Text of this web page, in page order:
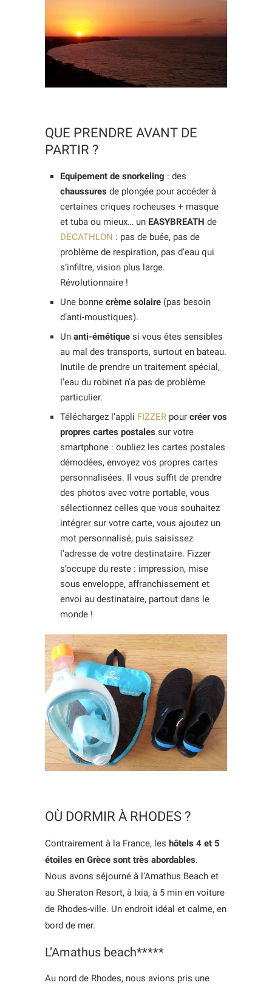
QUE PRENDRE AVANT DE
PARTIR ?
Equipement de snorkeling : des
chaussures de plongée pour accéder à
certaines criques rocheuses + masque
et tuba ou mieux… un EASYBREATH de
DECATHLON : pas de buée, pas de
problème de respiration, pas d’eau qui
s’infiltre, vision plus large.
Révolutionnaire !
Une bonne crème solaire (pas besoin
d’anti-moustiques).
Un anti-émétique si vous êtes sensibles
au mal des transports, surtout en bateau.
Inutile de prendre un traitement spécial,
l’eau du robinet n’a pas de problème
particulier.
Téléchargez l’appli FIZZER pour créer vos
propres cartes postales sur votre
smartphone : oubliez les cartes postales
démodées, envoyez vos propres cartes
personnalisées. Il vous suffit de prendre
des photos avec votre portable, vous
sélectionnez celles que vous souhaitez
intégrer sur votre carte, vous ajoutez un
mot personnalisé, puis saisissez
l’adresse de votre destinataire. Fizzer
s’occupe du reste : impression, mise
sous enveloppe, affranchissement et
envoi au destinataire, partout dans le
monde !
OÙ DORMIR À RHODES ?
Contrairement à la France, les hôtels 4 et 5
étoiles en Grèce sont très abordables.
Nous avons séjourné à l’Amathus Beach et
au Sheraton Resort, à Ixia, à 5 min en voiture
de Rhodes-ville. Un endroit idéal et calme, en
bord de mer.
L’Amathus beach*****
Au nord de Rhodes, nous avions pris une